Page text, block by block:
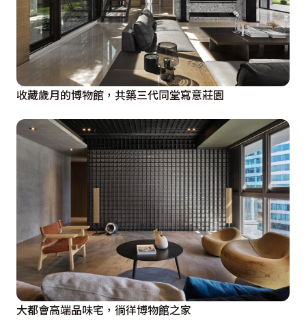
收藏歲月的博物館，共築三代同堂寫意莊園
大都會高端品味宅，徜徉博物館之家